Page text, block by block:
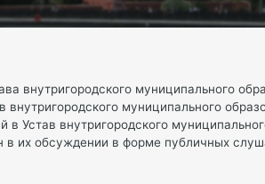
внутригородского муниципального
муниципального
Устав внутригородского
в их обсуждении в форме публичных